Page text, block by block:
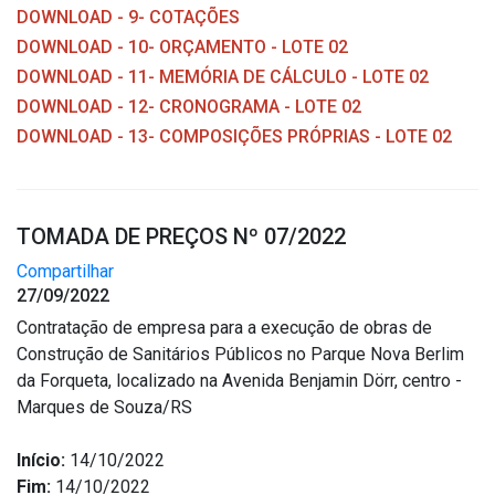
DOWNLOAD - 9- COTAÇÕES
DOWNLOAD - 10- ORÇAMENTO - LOTE 02
DOWNLOAD - 11- MEMÓRIA DE CÁLCULO - LOTE 02
DOWNLOAD - 12- CRONOGRAMA - LOTE 02
DOWNLOAD - 13- COMPOSIÇÕES PRÓPRIAS - LOTE 02
TOMADA DE PREÇOS Nº 07/2022
Compartilhar
27/09/2022
Contratação de empresa para a execução de obras de
Construção de Sanitários Públicos no Parque Nova Berlim
da Forqueta, localizado na Avenida Benjamin Dörr, centro -
Marques de Souza/RS
Início: 14/10/2022
Fim: 14/10/2022